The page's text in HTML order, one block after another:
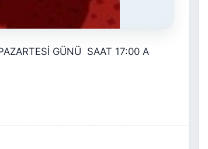
GÜNÜ SAAT 17:00 A